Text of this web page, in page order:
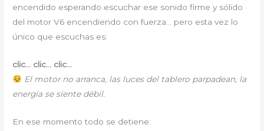
encendido esperando escuchar ese sonido firme y sólido
del motor V6 encendiendo con fuerza… pero esta vez lo
único que escuchas es:
clic… clic… clic…
El motor no arranca, las luces del tablero parpadean, la
energía se siente débil.
En ese momento todo se detiene: